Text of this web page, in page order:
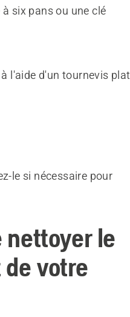
six pans ou une clé
l'aide d'un tournevis plat
le si nécessaire pour
nettoyer le
votre